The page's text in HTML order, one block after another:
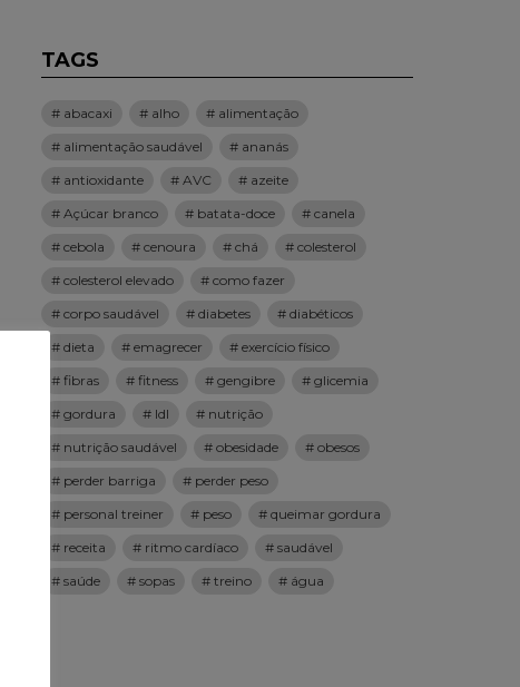
TAGS
abacaxi alho
alimentação
alimentação saudável
ananás
antioxidante
AVC
azeite
Açúcar branco
batata-doce
canela
cebola
cenoura chá
colesterol
colesterol elevado
como fazer
corpo saudável
diabetes
diabéticos
dieta
emagrecer
exercício físico
fibras
fitness gengibre
glicemia
gordura
ldl
nutrição
nutrição saudável
obesidade
obesos
perder barriga
perder peso
personal treiner
peso
queimar gordura
receita
ritmo cardíaco
saudável
saúde
sopas treino água